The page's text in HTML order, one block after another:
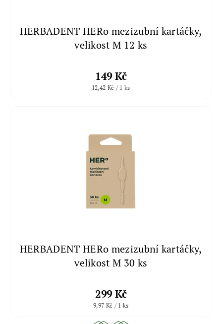
HERBADENT HERo mezizubní kartáčky,
velikost M 12 ks
149 Kč
12,42 Kč / 1 ks
HERBADENT HERo mezizubní kartáčky,
velikost M 30 ks
299 Kč
9,97 Kč / 1 ks